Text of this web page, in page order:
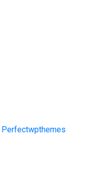
Perfectwpthemes